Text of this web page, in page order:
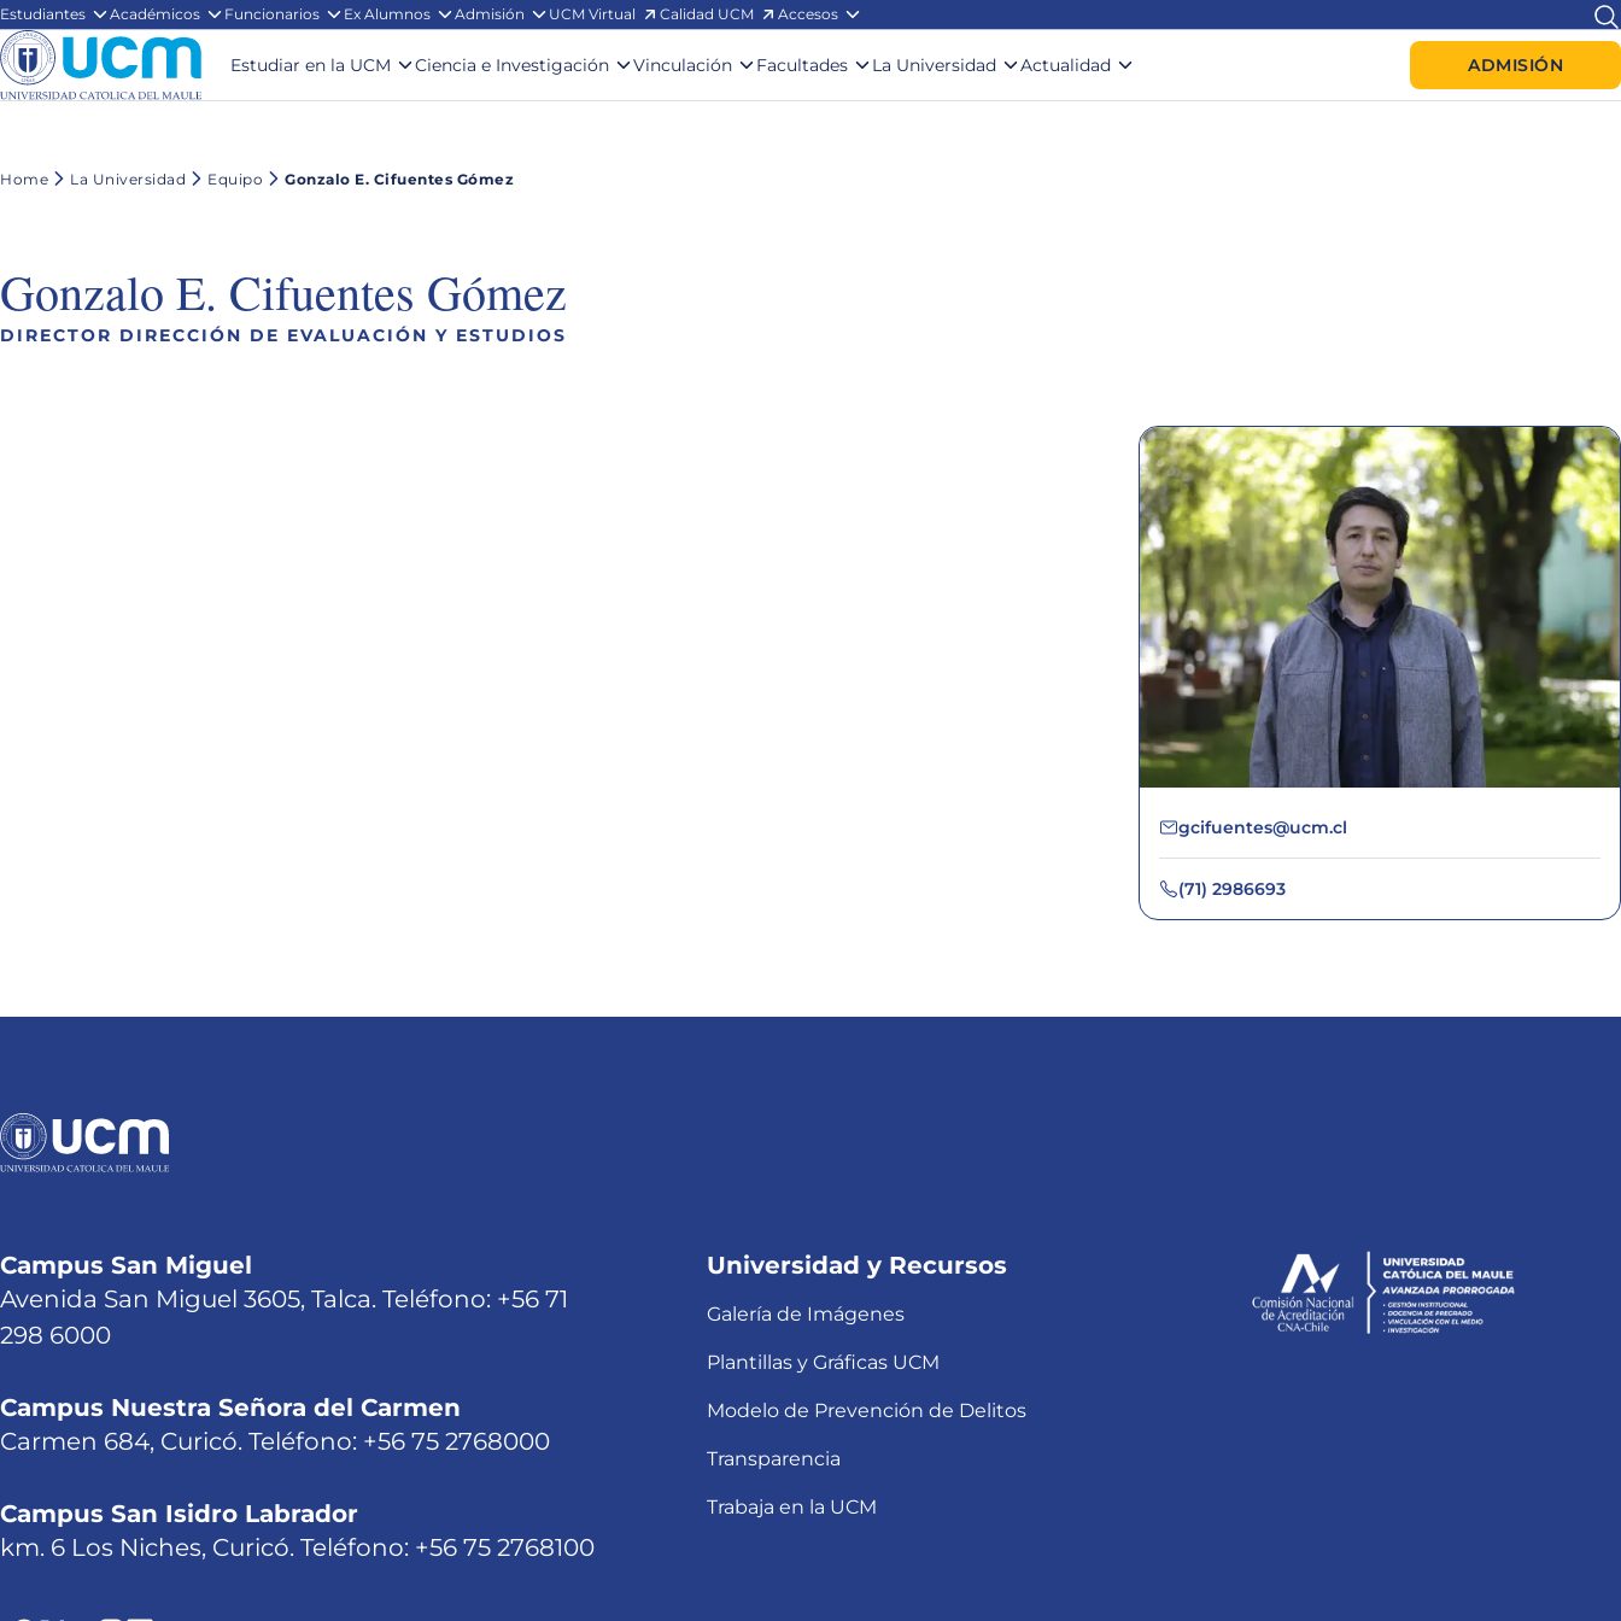
Estudiantes Académicos Funcionarios Ex Alumnos Admisión UCM Virtual Calidad UCM Accesos
Estudiar en la UCM Ciencia e Investigación Vinculación Facultades La Universidad Actualidad ADMISIÓN
Home La Universidad Equipo Gonzalo E. Cifuentes Gómez
Gonzalo E. Cifuentes Gómez
DIRECTOR DIRECCIÓN DE EVALUACIÓN Y ESTUDIOS
gcifuentes@ucm.cl
(71) 2986693
Campus San Miguel
Avenida San Miguel 3605, Talca. Teléfono: +56 71
298 6000
Campus Nuestra Señora del Carmen
Carmen 684, Curicó. Teléfono: +56 75 2768000
Campus San Isidro Labrador
km. 6 Los Niches, Curicó. Teléfono: +56 75 2768100
Universidad y Recursos
Galería de Imágenes
Plantillas y Gráficas UCM
Modelo de Prevención de Delitos
Transparencia
Trabaja en la UCM